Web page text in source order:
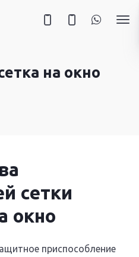
на окно
сетки
окно
приспособление